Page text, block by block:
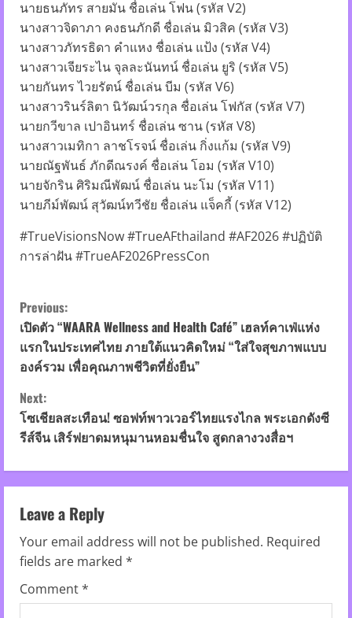
นายธนภัทร สายมัน ชื่อเล่น โฟน (รหัส V2)
นางสาวจิดาภา คงธนภักดี ชื่อเล่น มิวสิค (รหัส V3)
นางสาวภัทรธิดา คำแหง ชื่อเล่น แป้ง (รหัส V4)
นางสาวเจียระไน จุลละนันทน์ ชื่อเล่น ยูริ (รหัส V5)
นายกันทร ไวยรัตน์ ชื่อเล่น บีม (รหัส V6)
นางสาวรินร์ลิตา นิวัฒน์วรกุล ชื่อเล่น โฟกัส (รหัส V7)
นายกวีขาล เปาอินทร์ ชื่อเล่น ซาน (รหัส V8)
นางสาวเมทิกา ลาชโรจน์ ชื่อเล่น กิ่งแก้ม (รหัส V9)
นายณัฐพันธ์ ภักดีณรงค์ ชื่อเล่น โอม (รหัส V10)
นายจักริน ศิริมณีพัฒน์ ชื่อเล่น นะโม (รหัส V11)
นายภีม์พัฒน์ สุวัฒน์ทวีชัย ชื่อเล่น แจ็คกี้ (รหัส V12)
#TrueVisionsNow #TrueAFthailand #AF2026 #ปฏิบัติ
การล่าฝัน #TrueAF2026PressCon
C
o
n
t
i
n
u
e
R
e
Previous:
เปิดตัว “WAARA Wellness and Health Café” เฮลท์คาเฟ่แห่ง
แรกในประเทศไทย ภายใต้แนวคิดใหม่ “ใส่ใจสุขภาพแบบ
องค์รวม เพื่อคุณภาพชีวิตที่ยั่งยืน”
Next:
โซเชียลสะเทือน! ซอฟท์พาวเวอร์ไทยแรงไกล พระเอกดังซี
รีส์จีน เสิร์ฟยาดมหนุมานหอมชื่นใจ สูดกลางวงสื่อฯ
Leave a Reply
Your email address will not be published. Required
fields are marked *
Comment*